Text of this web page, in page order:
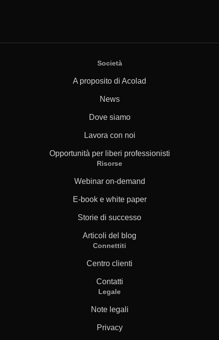
Società
A proposito di Acolad
News
Dove siamo
Lavora con noi
Opportunità per liberi professionisti
Risorse
Webinar on-demand
E-book e white paper
Storie di successo
Articoli del blog
Connettiti
Centro clienti
Contatti
Legale
Note legali
Privacy